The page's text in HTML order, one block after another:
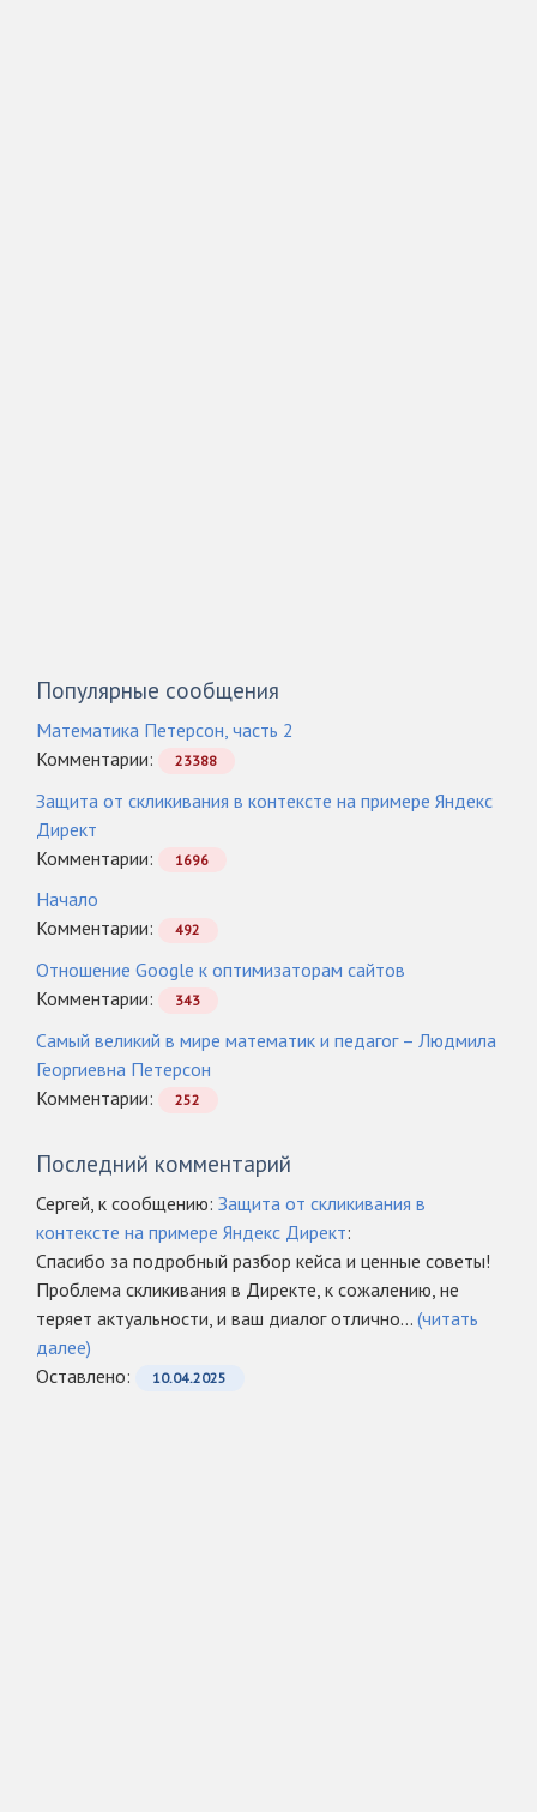
Популярные сообщения
Математика Петерсон, часть 2
Комментарии:
23388
Защита от скликивания в контексте на примере Яндекс
Директ
Комментарии:
1696
Начало
Комментарии:
492
Отношение Google к оптимизаторам сайтов
Комментарии:
343
Самый великий в мире математик и педагог – Людмила
Георгиевна Петерсон
Комментарии:
252
Последний комментарий
Сергей, к сообщению: Защита от скликивания в
контексте на примере Яндекс Директ:
Спасибо за подробный разбор кейса и ценные советы!
Проблема скликивания в Директе, к сожалению, не
теряет актуальности, и ваш диалог отлично... (читать
далее)
Оcтавлено:
10.04.2025